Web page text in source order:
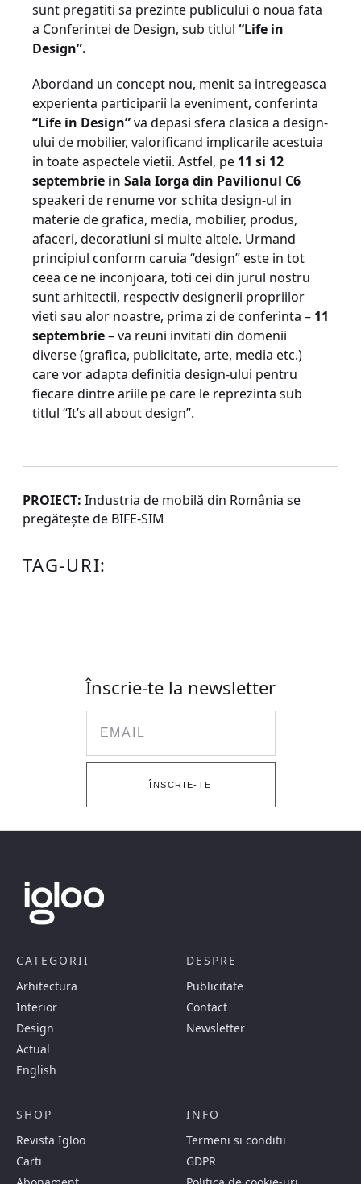
sunt pregatiti sa prezinte publicului o noua fata
a Conferintei de Design, sub titlul “Life in
Design”.
Abordand un concept nou, menit sa intregeasca
experienta participarii la eveniment, conferinta
“Life in Design”va depasi sfera clasica a design-
ului de mobilier, valorificand implicarile acestuia
in toate aspectele vietii. Astfel, pe 11 si 12
septembrie in Sala Iorga din Pavilionul C6
speakeri de renume vor schita design-ul in
materie de grafica, media, mobilier, produs,
afaceri, decoratiuni si multe altele. Urmand
principiul conform caruia “design” este in tot
ceea ce ne inconjoara, toti cei din jurul nostru
sunt arhitectii, respectiv designerii propriilor
vieti sau alor noastre, prima zi de conferinta – 11
septembrie– va reuni invitati din domenii
diverse (grafica, publicitate, arte, media etc.)
care vor adapta definitia design-ului pentru
fiecare dintre ariile pe care le reprezinta sub
titlul “It’s all about design”.
PROIECT: Industria de mobilă din România se
pregătește de BIFE-SIM
TAG-URI:
Înscrie-te la newsletter
ÎNSCRIE-TE
CATEGORII
Arhitectura
Interior
Design
Actual
English
DESPRE
Publicitate
Contact
Newsletter
SHOP
Revista Igloo
Carti
INFO
Termeni si conditii
GDPR